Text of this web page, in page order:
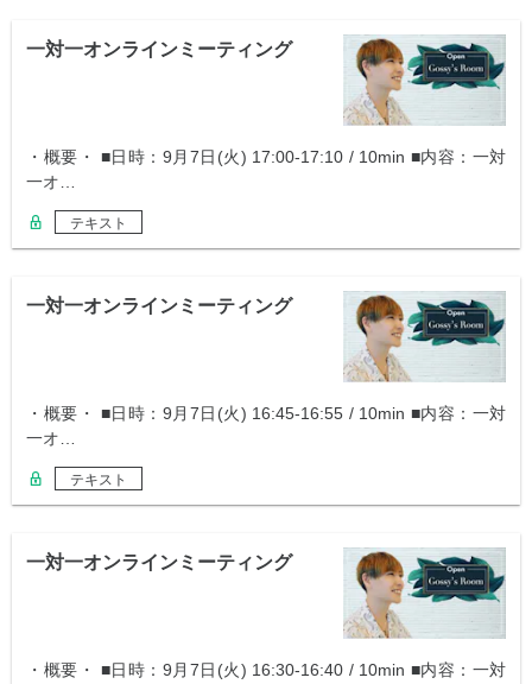
一対一オンラインミーティング
・概要・ ■日時：9月7日(火) 17:00-17:10 / 10min ■内容：一対
一オ…
テキスト
一対一オンラインミーティング
・概要・ ■日時：9月7日(火) 16:45-16:55 / 10min ■内容：一対
一オ…
テキスト
一対一オンラインミーティング
・概要・ ■日時：9月7日(火) 16:30-16:40 / 10min ■内容：一対